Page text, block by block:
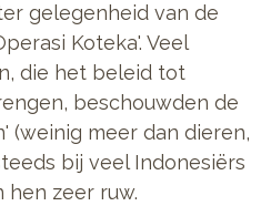
gelegenheid van de
Koteka'. Veel
die het beleid tot
beschouwden de
(weinig meer dan dieren,
bij veel Indonesiërs
zeer ruw.